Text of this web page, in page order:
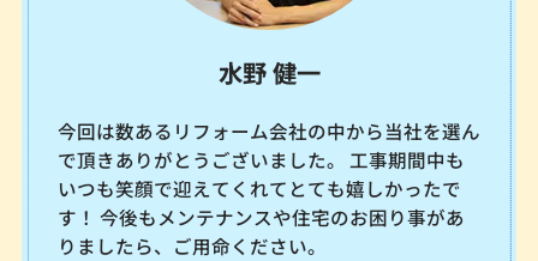
水野 健一
今回は数あるリフォーム会社の中から当社を選ん
で頂きありがとうございました。 工事期間中も
いつも笑顔で迎えてくれてとても嬉しかったで
す！ 今後もメンテナンスや住宅のお困り事があ
りましたら、ご用命ください。